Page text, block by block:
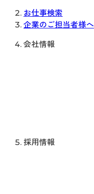
お仕事検索
企業のご担当者様へ
会社情報
採用情報